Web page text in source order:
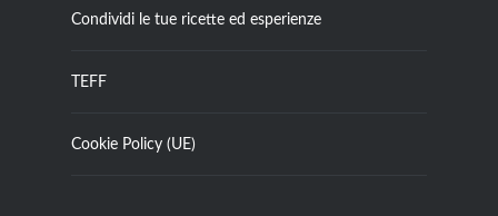
Condividi le tue ricette ed esperienze
TEFF
Cookie Policy (UE)